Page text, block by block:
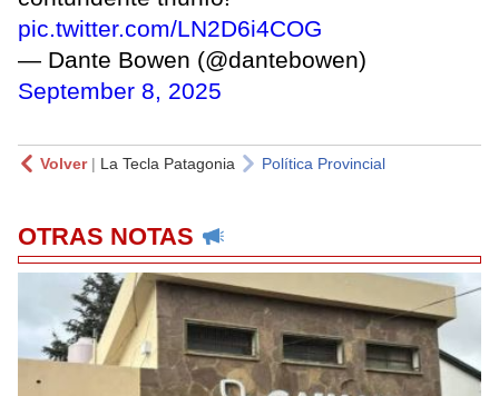
pic.twitter.com/LN2D6i4COG
— Dante Bowen (@dantebowen)
September 8, 2025
Volver| La Tecla Patagonia Política Provincial
OTRAS NOTAS